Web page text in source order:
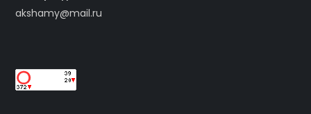
akshamy@mail.ru